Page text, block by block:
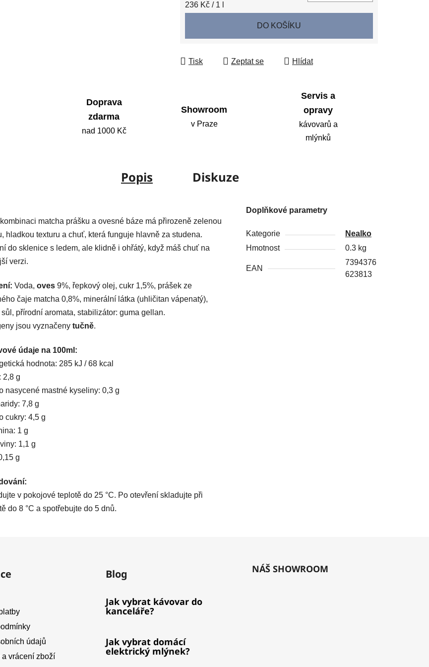
Měrná cena:
236 Kč / 1 l
DO KOŠÍKU
Tisk Zeptat se Hlídat
Doprava
zdarma
nad 1000 Kč
Showroom
v Praze
Servis a
opravy
kávovarů a
mlýnků
Popis Diskuze
matcha prášku a ovesné báze má přirozeně zelenou
hladkou texturu a chuť, která funguje hlavně za studena.
do sklenice s ledem, ale klidně i ohřátý, když máš chuť na
verzi.
Voda, oves 9%, řepkový olej, cukr 1,5%, prášek ze
čaje matcha 0,8%, minerální látka (uhličitan vápenatý),
přírodní aromata, stabilizátor: guma gellan.
jsou vyznačeny tučně.
údaje na 100ml:
hodnota: 285 kJ / 68 kcal
2,8 g
nasycené mastné kyseliny: 0,3 g
7,8 g
cukry: 4,5 g
1 g
1,1 g
g
v pokojové teplotě do 25 °C. Po otevření skladujte při
do 8 °C a spotřebujte do 5 dnů.
Doplňkové parametry
Kategorie
Nealko
Hmotnost
0.3 kg
EAN
7394376
623813
údajů
a vrácení zboží
Blog
Jak vybrat kávovar do
kanceláře?
Jak vybrat domácí
elektrický mlýnek?
NÁŠ SHOWROOM